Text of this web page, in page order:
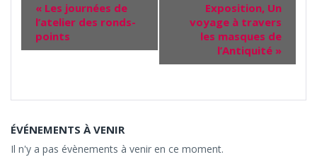
« Les journées de
l’atelier des ronds-
points
Exposition, Un
voyage à travers
les masques de
l’Antiquité »
ÉVÉNEMENTS À VENIR
Il n'y a pas évènements à venir en ce moment.